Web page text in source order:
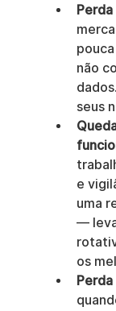
não
seus
e
uma
—
os